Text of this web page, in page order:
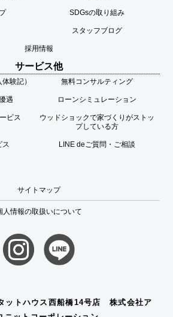
SDGsの取り組み
スタッフブログ
採用情報
サービス他
験記） 無料コンサルティング
遇 ローンシミュレーション
ビス
ウッドショックで家づくりがストッ
プしている方
ス LINE deご質問・ご相談
サイトマップ
人情報の取扱いについて
ットハウス西船橋14号店 株式会社ア